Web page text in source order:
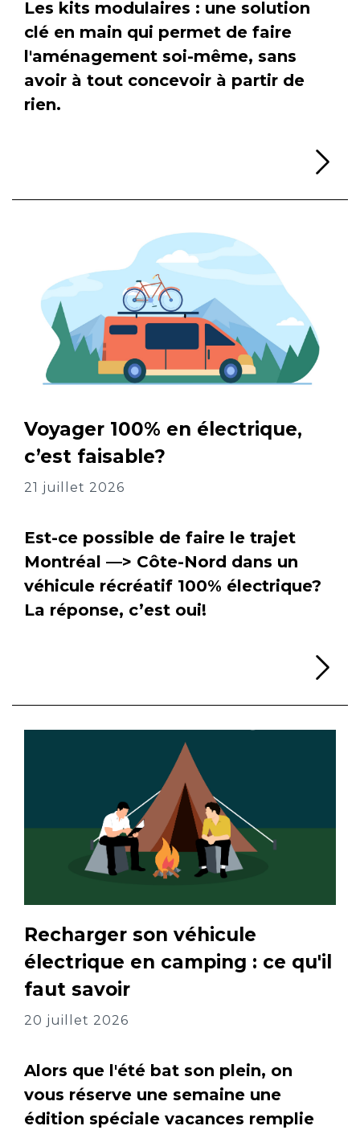
Les kits modulaires : une solution
clé en main qui permet de faire
l'aménagement soi-même, sans
avoir à tout concevoir à partir de
rien.
Voyager 100% en électrique,
c’est faisable?
21 juillet 2026
Est-ce possible de faire le trajet
Montréal —> Côte-Nord dans un
véhicule récréatif 100% électrique?
La réponse, c’est oui!
Recharger son véhicule
électrique en camping : ce qu'il
faut savoir
20 juillet 2026
Alors que l'été bat son plein, on
vous réserve une semaine une
édition spéciale vacances remplie